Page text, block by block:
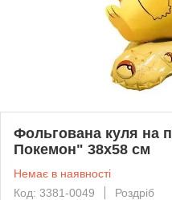
Фольгована куля на
Покемон" 38х58 см
Немає в наявності
Код: 3381-0049
Роздріб